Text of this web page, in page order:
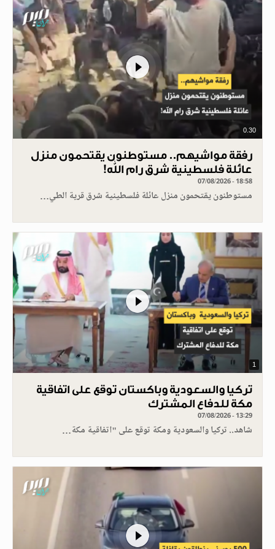
0.30
رفقة مواشيهم.. مستوطنون يقتحمون منزل
عائلة فلسطينية شرق رام الله!
07/08/2026 - 18:58
مستوطنون يقتحمون منزل عائلة فلسطينية شرق قرية الطي…
1
تركيا والسعودية وباكستان توقع على اتفاقية
مكة للدفاع المشترك
07/08/2026 - 13:29
شاهد.. تركيا والسعودية ومكة توقع على "اتفاقية مكة…